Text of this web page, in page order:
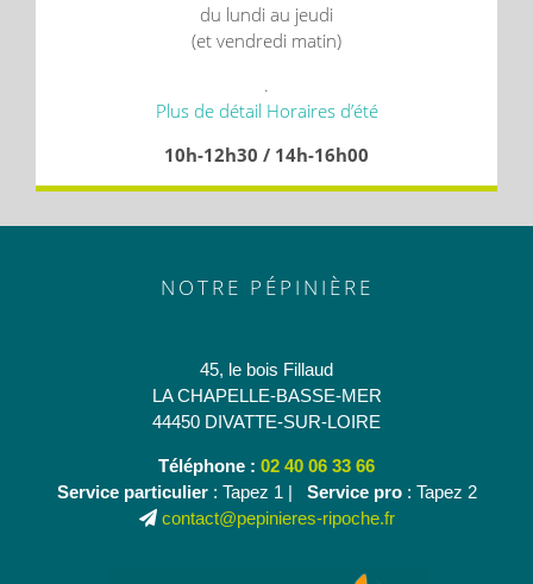
du lundi au jeudi
(et vendredi matin)
.
Plus de détail Horaires d’été
10h-12h30 / 14h-16h00
NOTRE PÉPINIÈRE
45, le bois Fillaud
LA CHAPELLE-BASSE-MER
44450 DIVATTE-SUR-LOIRE
Téléphone : 02 40 06 33 66
Service particulier: Tapez 1 | Service pro: Tapez 2
contact@pepinieres-ripoche.fr